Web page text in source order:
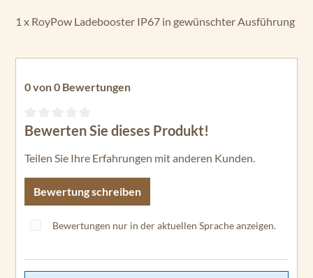
1 x RoyPow Ladebooster IP67 in gewünschter Ausführung
0 von 0 Bewertungen
Durchschnittliche Bewertung von 0 von 5 Sternen
Bewerten Sie dieses Produkt!
Teilen Sie Ihre Erfahrungen mit anderen Kunden.
Bewertung schreiben
Bewertungen nur in der aktuellen Sprache anzeigen.